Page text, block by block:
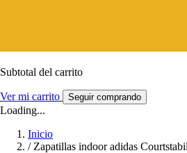
Subtotal del carrito
Ver mi carrito Seguir comprando
Loading...
Inicio
/ Zapatillas indoor adidas Courtstabil